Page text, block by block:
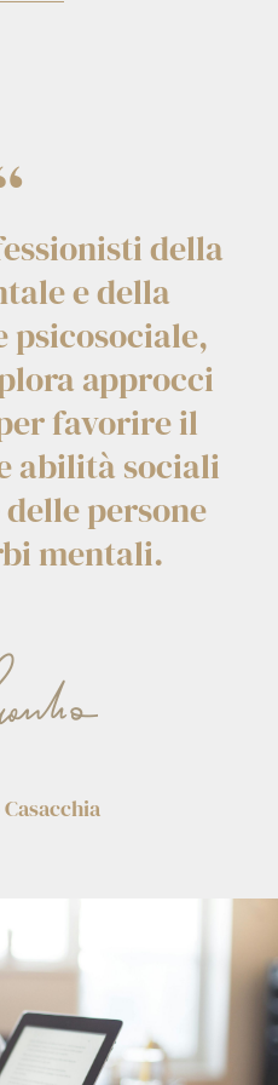
della
e della
approcci
favorire il
abilità sociali
persone
mentali.